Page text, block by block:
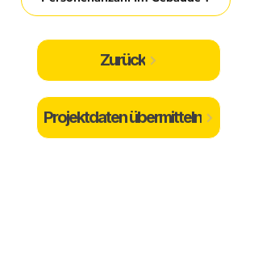
Zurück
Projektdaten übermitteln